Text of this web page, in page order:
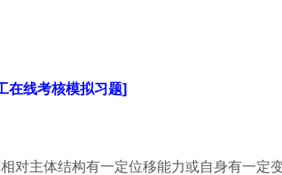
在线考核模拟习题]
对主体结构有一定位移能力或自身有一定